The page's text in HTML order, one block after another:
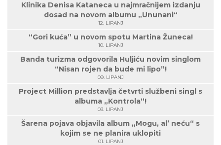
Klinika Denisa Kataneca u najmračnijem izdanju
dosad na novom albumu „Ununani“
12. LIPANJ
“Gori kuća” u novom spotu Martina Žuneca!
10. LIPANJ
Banda turizma odgovorila Huljiću novim singlom
“Nisan rojen da bude mi lipo”!
09. LIPANJ
Project Million predstavlja četvrti službeni singl s
albuma „Kontrola“!
03. LIPANJ
Šarena pojava objavila album „Mogu, al’ neću“ s
kojim se ne planira uklopiti
01. LIPANJ